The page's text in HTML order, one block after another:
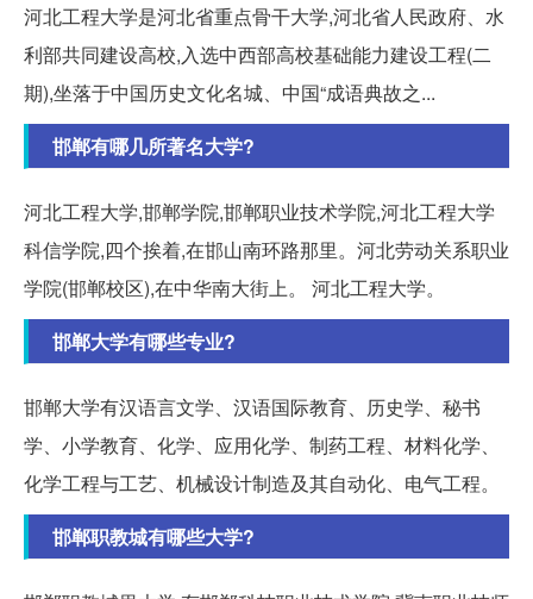
河北工程大学是河北省重点骨干大学,河北省人民政府、水
利部共同建设高校,入选中西部高校基础能力建设工程(二
期),坐落于中国历史文化名城、中国“成语典故之...
邯郸有哪几所著名大学?
河北工程大学,邯郸学院,邯郸职业技术学院,河北工程大学
科信学院,四个挨着,在邯山南环路那里。河北劳动关系职业
学院(邯郸校区),在中华南大街上。 河北工程大学。
邯郸大学有哪些专业?
邯郸大学有汉语言文学、汉语国际教育、历史学、秘书
学、小学教育、化学、应用化学、制药工程、材料化学、
化学工程与工艺、机械设计制造及其自动化、电气工程。
邯郸职教城有哪些大学?